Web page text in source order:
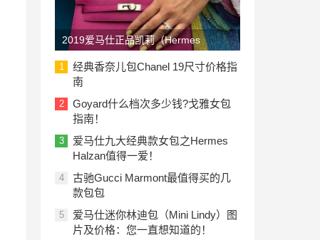
2019爱马仕正品凯莉（Hermes
Kelly）包包价格一览表：美国与欧洲
1
经典香奈儿包Chanel 19尺寸价格指
南
2
Goyard什么档次多少钱?戈雅女包
指南！
3
爱马仕九大经典款女包之Hermes
Halzan值得一爱！
4
古驰Gucci Marmont最值得买的几
款包包
5
爱马仕迷你林迪包（Mini Lindy）图
片及价格：您一直想知道的！